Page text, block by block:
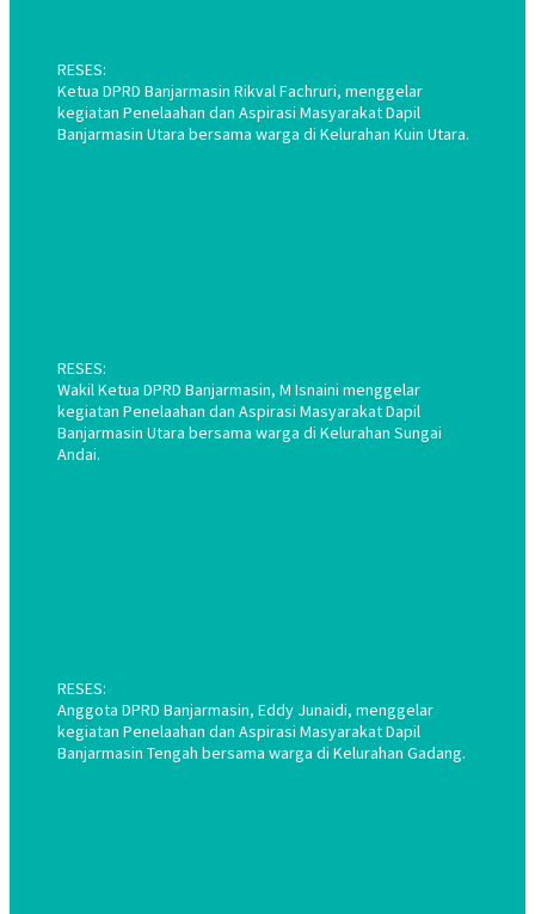
RESES:
Ketua DPRD Banjarmasin Rikval Fachruri, menggelar
kegiatan Penelaahan dan Aspirasi Masyarakat Dapil
Banjarmasin Utara bersama warga di Kelurahan Kuin Utara.
RESES:
Wakil Ketua DPRD Banjarmasin, M Isnaini menggelar
kegiatan Penelaahan dan Aspirasi Masyarakat Dapil
Banjarmasin Utara bersama warga di Kelurahan Sungai
Andai.
RESES:
Anggota DPRD Banjarmasin, Eddy Junaidi, menggelar
kegiatan Penelaahan dan Aspirasi Masyarakat Dapil
Banjarmasin Tengah bersama warga di Kelurahan Gadang.